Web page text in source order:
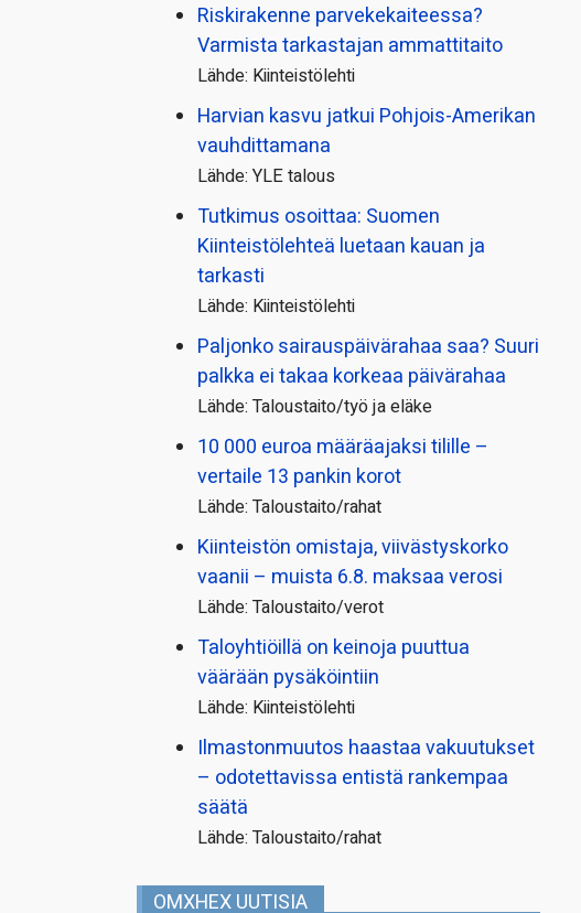
Riskirakenne parvekekaiteessa?
Varmista tarkastajan ammattitaito
Lähde: Kiinteistölehti
Harvian kasvu jatkui Pohjois-Amerikan
vauhdittamana
Lähde: YLE talous
Tutkimus osoittaa: Suomen
Kiinteistölehteä luetaan kauan ja
tarkasti
Lähde: Kiinteistölehti
Paljonko sairauspäivä­rahaa saa? Suuri
palkka ei takaa korkeaa päivärahaa
Lähde: Taloustaito/työ ja eläke
10 000 euroa määräajaksi tilille –
vertaile 13 pankin korot
Lähde: Taloustaito/rahat
Kiinteistön omistaja, viivästyskorko
vaanii – muista 6.8. maksaa verosi
Lähde: Taloustaito/verot
Taloyhtiöillä on keinoja puuttua
väärään pysäköintiin
Lähde: Kiinteistölehti
Ilmastonmuutos haastaa vakuutukset
– odotettavissa entistä rankempaa
säätä
Lähde: Taloustaito/rahat
OMXHEX UUTISIA